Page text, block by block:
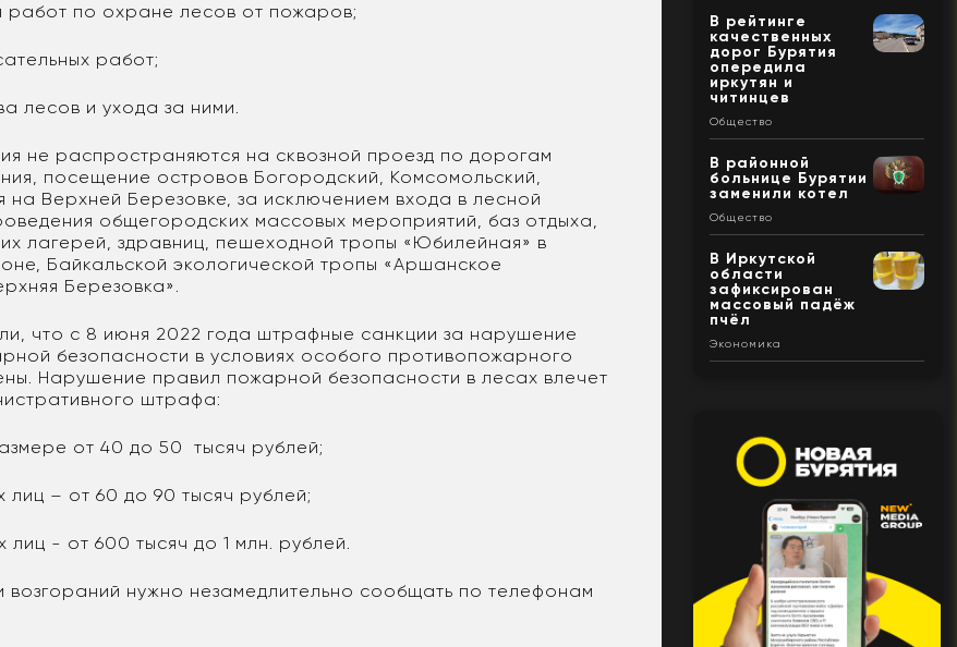
работ по охране лесов от пожаров;
работ;
лесов и ухода за ними.
не распространяются на сквозной проезд по дорогам
посещение островов Богородский, Комсомольский,
на Верхней Березовке, за исключением входа в лесной
общегородских массовых мероприятий, баз отдыха,
лагерей, здравниц, пешеходной тропы «Юбилейная» в
Байкальской экологической тропы «Аршанское
Березовка».
что с 8 июня 2022 года штрафные санкции за нарушение
безопасности в условиях особого противопожарного
Нарушение правил пожарной безопасности в лесах влечет
штрафа:
от 40 до 50 тысяч рублей;
– от 60 до 90 тысяч рублей;
- от 600 тысяч до 1 млн. рублей.
возгораний нужно незамедлительно сообщать по телефонам
В рейтинге
качественных
дорог Бурятия
опередила
иркутян и
читинцев
Общество
В районной
больнице Бурятии
заменили котел
Общество
В Иркутской
области
зафиксирован
массовый падёж
пчёл
Экономика